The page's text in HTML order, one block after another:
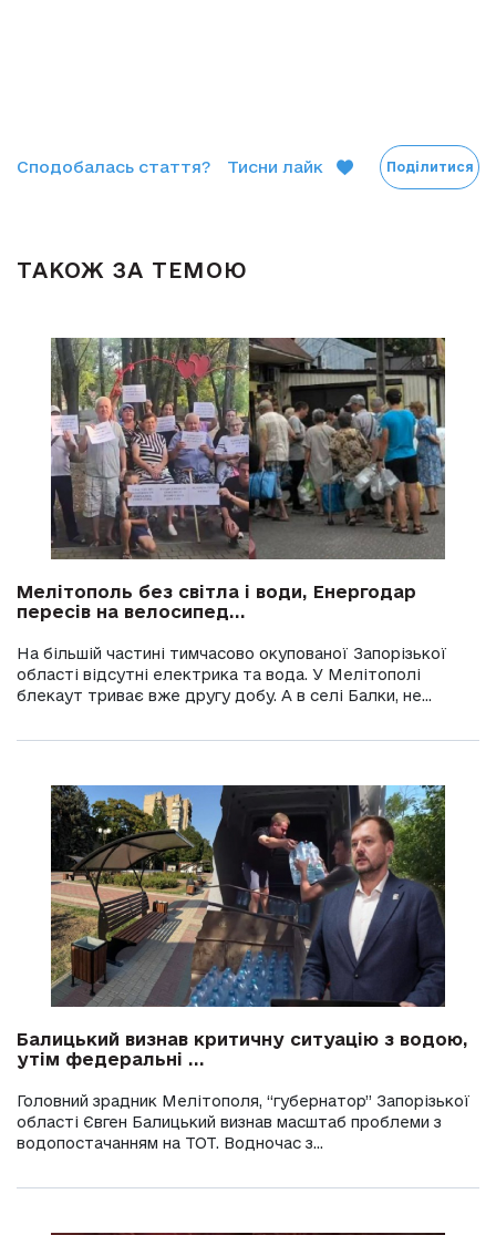
Сподобалась стаття? Тисни лайк Поділитися
ТАКОЖ ЗА ТЕМОЮ
Мелітополь без світла і води, Енергодар
пересів на велосипед...
На більшій частині тимчасово окупованої Запорізької
області відсутні електрика та вода. У Мелітополі
блекаут триває вже другу добу. А в селі Балки, не...
Балицький визнав критичну ситуацію з водою,
утім федеральні ...
Головний зрадник Мелітополя, “губернатор” Запорізької
області Євген Балицький визнав масштаб проблеми з
водопостачанням на ТОТ. Водночас з...